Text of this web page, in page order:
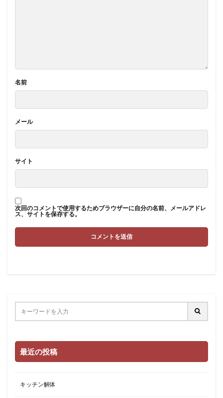
名前
メール
サイト
次回のコメントで使用するためブラウザーに自分の名前、メールアドレ
ス、サイトを保存する。
最近の投稿
キッチン解体